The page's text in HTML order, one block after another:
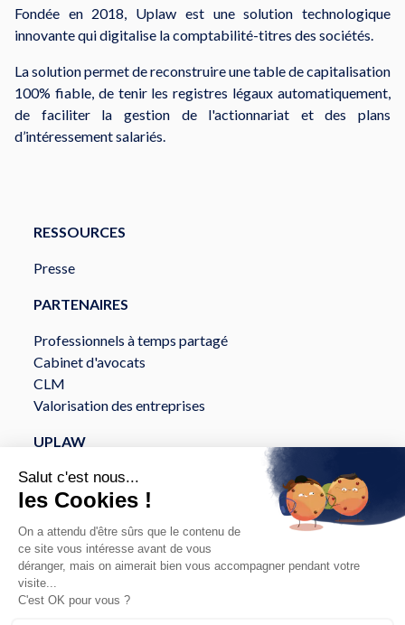
Fondée en 2018, Uplaw est une solution technologique
innovante qui digitalise la comptabilité-titres des sociétés.
La solution permet de reconstruire une table de capitalisation
100% fiable, de tenir les registres légaux automatiquement,
de faciliter la gestion de l'actionnariat et des plans
d’intéressement salariés.
RESSOURCES
Presse
PARTENAIRES
Professionnels à temps partagé
Cabinet d'avocats
CLM
Valorisation des entreprises
UPLAW
À propos
Services
API et intégration